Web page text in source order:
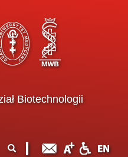
Biotechnologii